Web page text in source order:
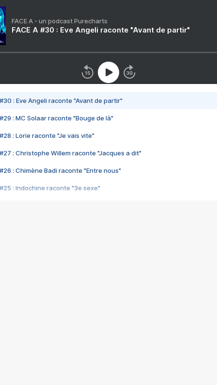
FACE A - un podcast Purecharts
FACE A #30 : Eve Angeli raconte "Avant de partir"
#30 : Eve Angeli raconte "Avant de partir"
#29 : MC Solaar raconte "Bouge de là"
#28 : Lorie raconte "Je vais vite"
#27 : Christophe Willem raconte "Jacques a dit"
#26 : Chimène Badi raconte "Entre nous"
#25 : Indochine raconte "3e sexe"